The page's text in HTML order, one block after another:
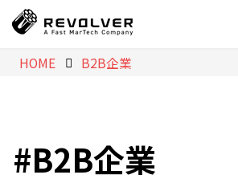
HOME B2B企業
B2B企業